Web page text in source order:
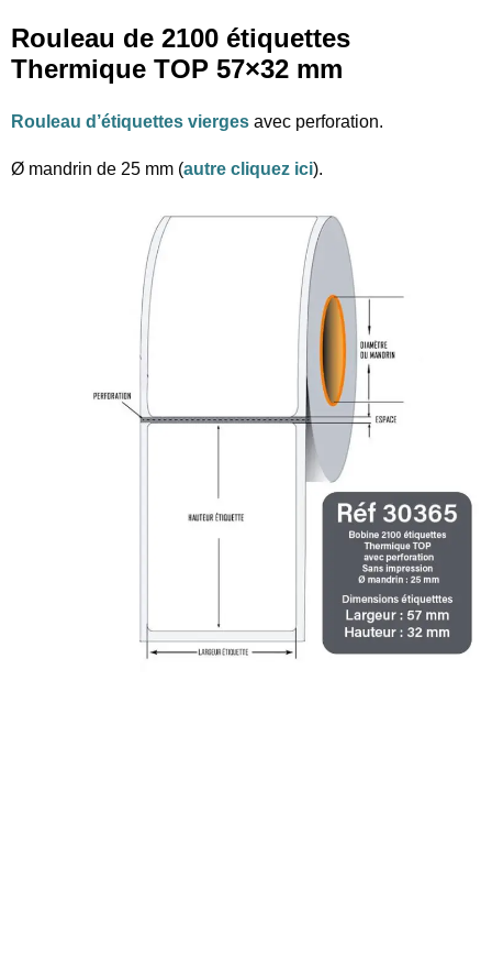
Rouleau de 2100 étiquettes
Thermique TOP 57×32 mm
Rouleau d’étiquettes vierges avec perforation.
Ø mandrin de 25 mm (autre cliquez ici).